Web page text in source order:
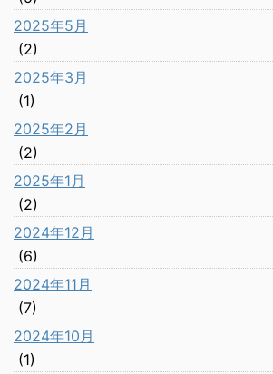
2025年5月
(2)
2025年3月
(1)
2025年2月
(2)
2025年1月
(2)
2024年12月
(6)
2024年11月
(7)
2024年10月
(1)